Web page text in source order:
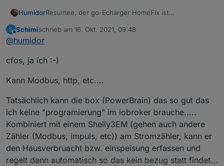
HumidorResumee, der go-Echarger HomeFix ist
Einen Tesla - Knopf hat er nicht.
Wer von euch regelt den go-Echarger in ioBroker ?
über Blockly)
der diese ansteuert? Modbus?
S
Online
Schimischrieb am 16. Okt. 2021, 09:48
zuletzt editiert von
@humidor
cfos, ja ich :-)
Kann Modbus, http, etc....
Tatsächlich kann die box (PowerBrain) das so gut das
ich keine "programierung" im iobroker brauche.....
Kombiniert mit einem Shelly3EM (gehen auch andere
Zähler (Modbus, impuls, etc)) am Stromzähler, kann er
den Hausverbruacht bzw. einspeisung erfassen und
regelt dann automatisch so das kein bezug statt findet...